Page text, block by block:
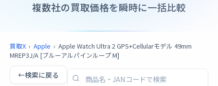
複数社の買取価格を瞬時に一括比較
買取X › Apple › Apple Watch Ultra 2 GPS+Cellularモデル 49mm
MREP3J/A [ブルーアルパインループ M]
←検索に戻る